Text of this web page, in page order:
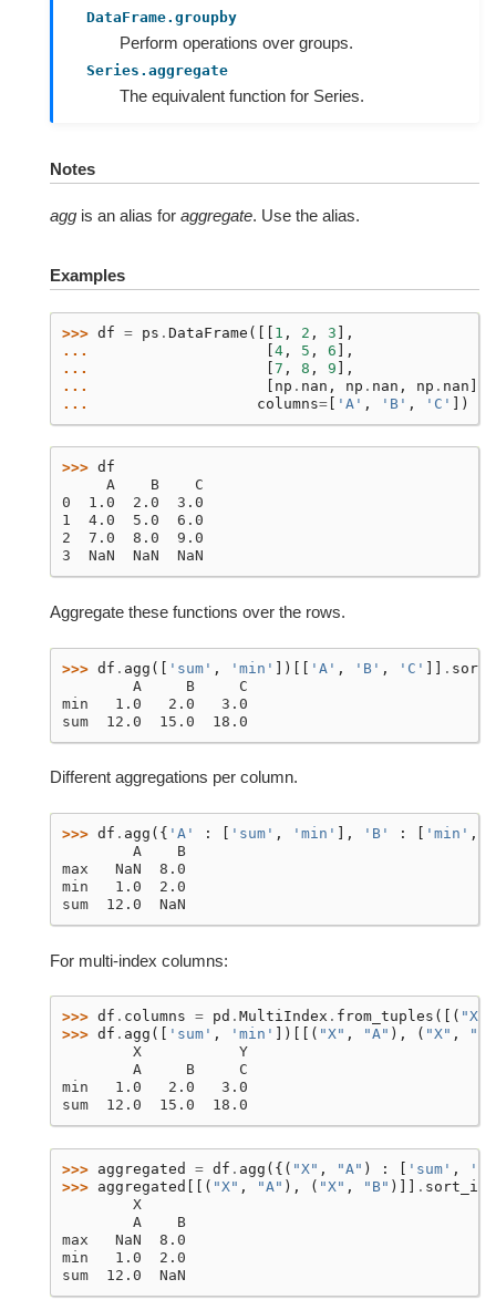
DataFrame.groupby
Perform operations over groups.
Series.aggregate
The equivalent function for Series.
Notes
agg is an alias for aggregate. Use the alias.
Examples
>>> df = ps . DataFrame ([[ 1 , 2 , 3 ],
...
[4 , 5 , 6 ],
...
[7 , 8 , 9 ],
...
[ np . nan , np . nan , np . nan ]],
...
columns= [ 'A' , 'B' , 'C' ])
>>> df
     A    B    C
0  1.0  2.0  3.0
1  4.0  5.0  6.0
2  7.0  8.0  9.0
3  NaN  NaN  NaN
Aggregate these functions over the rows.
>>> df . agg ([ 'sum' , 'min' ])[[ 'A' , 'B' , 'C' ]] .
        A     B     C
min   1.0   2.0   3.0
sum  12.0  15.0  18.0
Different aggregations per column.
>>> df . agg ({ 'A' : 'sum' , 'min' ], 'B' : 'min' ,
        A    B
max   NaN  8.0
min   1.0  2.0
sum  12.0  NaN
For multi-index columns:
>>> df . columns = pd . MultiIndex . from_tuples ([( "X"
>>> df . agg ([ 'sum' , 'min' ])[[( "X" , "A" ), ( "X" ,
"B"
        X           Y
        A     B     C
min   1.0   2.0   3.0
sum  12.0  15.0  18.0
>>> aggregated = df . agg ({( "X" , "A" ) : 'sum' ,
>>> aggregated [[( "X" , "A" ), ( "X" , "B" )]] .
        X
        A    B
max   NaN  8.0
min   1.0  2.0
sum  12.0  NaN